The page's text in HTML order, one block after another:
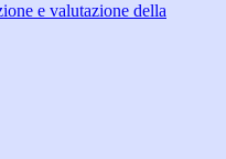
e valutazione della